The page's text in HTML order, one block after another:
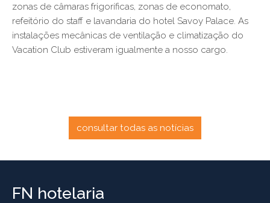
zonas de câmaras frigoríficas, zonas de economato,
refeitório do staff e lavandaria do hotel Savoy Palace. As
instalações mecânicas de ventilação e climatização do
Vacation Club estiveram igualmente a nosso cargo.
consultar todas as notícias
FN hotelaria